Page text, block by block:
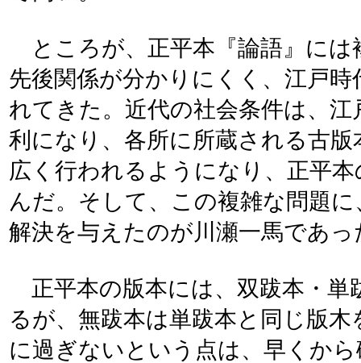
ところが、正平本『論語』には
先後関係が分かりにくく、江戸
れてきた。近代の社会条件は、
利になり、各所に所蔵される古
広く行われるようになり、正平
んだ。そして、この複雑な問題
解決を与えたのが川瀬一馬であっ
正平本の版本には、双跋本・単
るが、無跋本は単跋本と同じ版
に過ぎないという点は、早くか